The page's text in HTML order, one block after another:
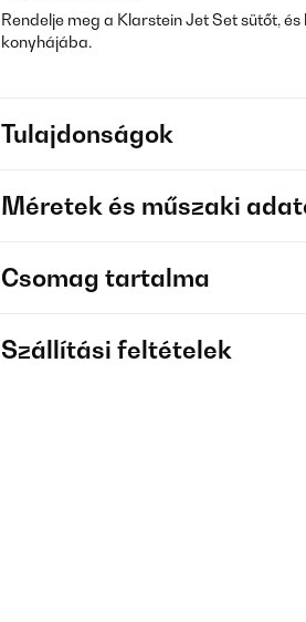
Rendelje meg a Klarstein Jet Set sütőt,
konyhájába.
Tulajdonságok
Méretek és műszaki
Csomag tartalma
Szállítási feltételek